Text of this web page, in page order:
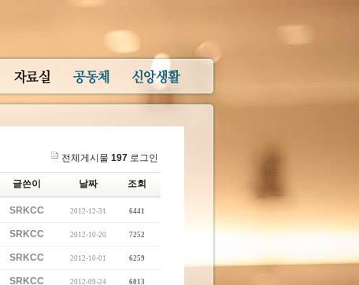
전체게시물 197 로그인
글쓴이 날짜 조회
SRKCC 2012-12-31 6441
SRKCC 2012-10-20 7252
SRKCC 2012-10-01 6259
SRKCC 2012-09-24 6013